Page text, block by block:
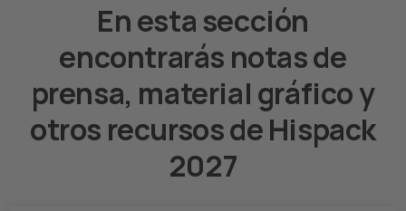
En esta sección
encontrarás notas de
prensa, material gráfico y
otros recursos de Hispack
2027